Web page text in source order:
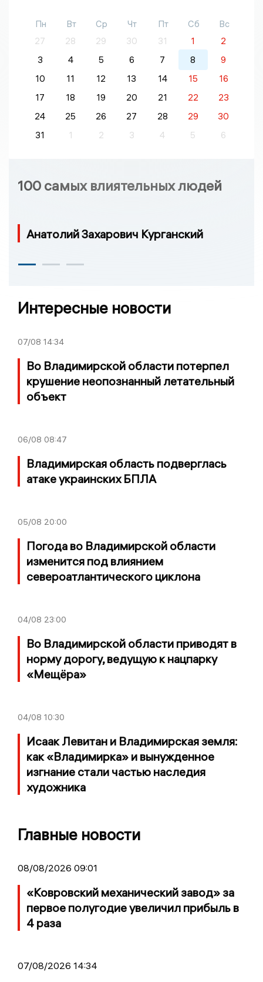
Пн Вт Ср Чт Пт Сб
Вс
27
28 29 30 31 1
2
3
4 5 6 7 8
9
10
11 12 13 14 15
16
17
18 19 20 21 22
23
24
25 26 27 28 29
30
31
1 2 3 4 5 6
100 самых влиятельных людей
Анатолий Захарович Курганский
Интересные новости
07/08 14:34
Во Владимирской области потерпел
крушение неопознанный летательный
объект
06/08 08:47
Владимирская область подверглась
атаке украинских БПЛА
05/08 20:00
Погода во Владимирской области
изменится под влиянием
североатлантического циклона
04/08 23:00
Во Владимирской области приводят в
норму дорогу, ведущую к нацпарку
«Мещёра»
04/08 10:30
Исаак Левитан и Владимирская земля:
как «Владимирка» и вынужденное
изгнание стали частью наследия
художника
Главные новости
08/08/2026 09:01
«Ковровский механический завод» за
первое полугодие увеличил прибыль в
4 раза
07/08/2026 14:34